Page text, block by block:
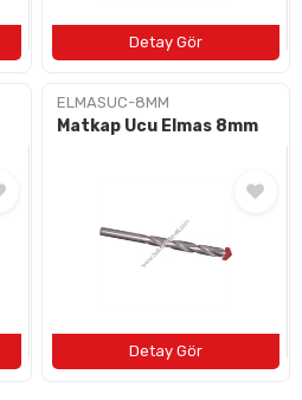
ELMASUC-8MM
Matkap Ucu Elmas 8mm